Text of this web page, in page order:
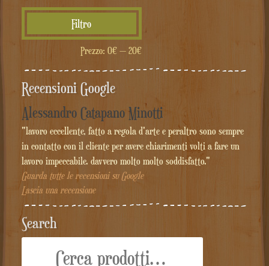
Min
Max
Filtro
Prezzo: 0€— 20€
Recensioni Google
Alessandro Catapano Minotti
"lavoro eccellente, fatto a regola d'arte e peraltro sono sempre
in contatto con il cliente per avere chiarimenti volti a fare un
lavoro impeccabile. davvero molto molto soddisfatto."
Guarda tutte le recensioni su Google
Lascia una recensione
Search